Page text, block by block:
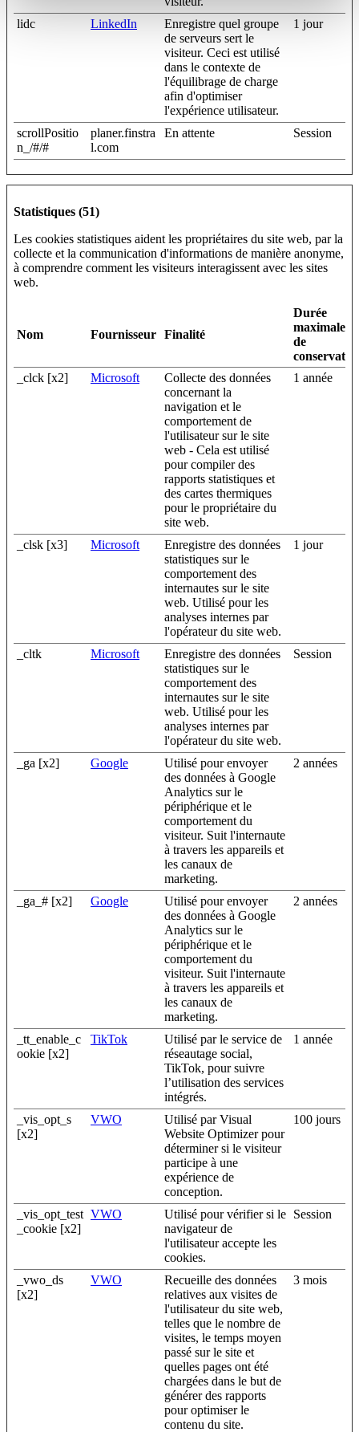
lidc LinkedIn
Enregistre quel groupe
de serveurs sert le
visiteur. Ceci est utilisé
dans le contexte de
l'équilibrage de charge
afin d'optimiser
l'expérience utilisateur.
1 jour
scrollPositio
n_/#/#
planer.finstra
l.com
En attente Session
Statistiques (51)
Les cookies statistiques aident les propriétaires du site web, par la
collecte et la communication d'informations de manière anonyme,
à comprendre comment les visiteurs interagissent avec les sites
web.
Nom Fournisseur Finalité
Durée
maximale
de
_clck [x2]
Microsoft
Collecte des données
concernant la
navigation et le
comportement de
l'utilisateur sur le site
web - Cela est utilisé
pour compiler des
rapports statistiques et
des cartes thermiques
pour le propriétaire du
site web.
1 année
_clsk [x3] Microsoft
Enregistre des données
statistiques sur le
comportement des
internautes sur le site
web. Utilisé pour les
analyses internes par
l'opérateur du site web.
1 jour
_cltk Microsoft
Enregistre des données
statistiques sur le
comportement des
internautes sur le site
web. Utilisé pour les
analyses internes par
l'opérateur du site web.
Session
_ga [x2] Google
Utilisé pour envoyer
des données à Google
Analytics sur le
périphérique et le
comportement du
visiteur. Suit l'internaute
à travers les appareils et
les canaux de
marketing.
2 années
_ga_# [x2] Google
Utilisé pour envoyer
des données à Google
Analytics sur le
périphérique et le
comportement du
visiteur. Suit l'internaute
à travers les appareils et
les canaux de
marketing.
2 années
_tt_enable_c
ookie [x2]
TikTok
Utilisé par le service de
réseautage social,
TikTok, pour suivre
l’utilisation des services
intégrés.
1 année
_vis_opt_s
[x2]
VWO
Utilisé par Visual
Website Optimizer pour
déterminer si le visiteur
participe à une
expérience de
conception.
100 jours
_vis_opt_test
_cookie [x2]
VWO
Utilisé pour vérifier si le
navigateur de
l'utilisateur accepte les
cookies.
Session
_vwo_ds
[x2]
VWO
Recueille des données
relatives aux visites de
l'utilisateur du site web,
telles que le nombre de
visites, le temps moyen
passé sur le site et
quelles pages ont été
chargées dans le but de
générer des rapports
pour optimiser le
contenu du site.
3 mois